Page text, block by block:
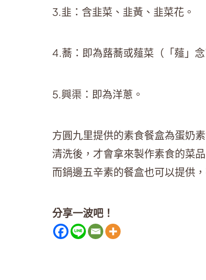
3.韭：含韭菜、韭黃、韭菜花。
4.蕎：即為蕗蕎或薤菜（「薤」
5.興渠：即為洋蔥。
方圓九里提供的素食餐盒為蛋奶
清洗後，才會拿來製作素食的菜
而鍋邊五辛素的餐盒也可以提供
分享一波吧！